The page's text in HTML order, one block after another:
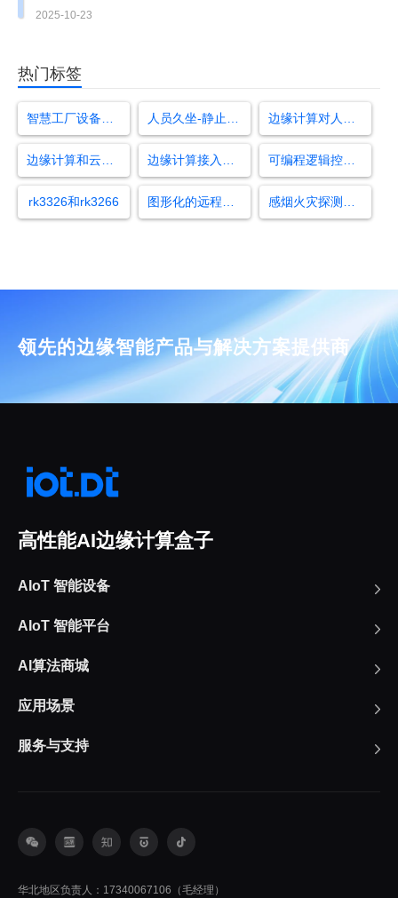
理，而非依赖云端
2025-10-23
热门标签
可编程逻辑控制器
rk3326和rk3266
领先的边缘智能产品与解决方案提供商
高性能AI边缘计算盒子
AIoT 智能设备
AIoT 智能平台
AI算法商城
应用场景
服务与支持
华北地区负责人：17340067106（毛经理）